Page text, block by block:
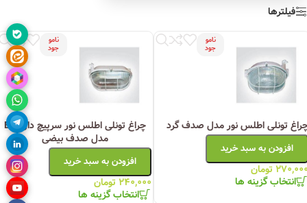
فیلترها
نامو
جود
تونلی اطلس نور مدل صدف گرد
افزودن به سبد خرید
تومان
انتخاب گزینه ها
نامو
جود
چراغ تونلی اطلس نور سرپیچ دار E27
مدل صدف بیضی
افزودن به سبد خرید
۲۴۰,۰۰۰ تومان
انتخاب گزینه ها